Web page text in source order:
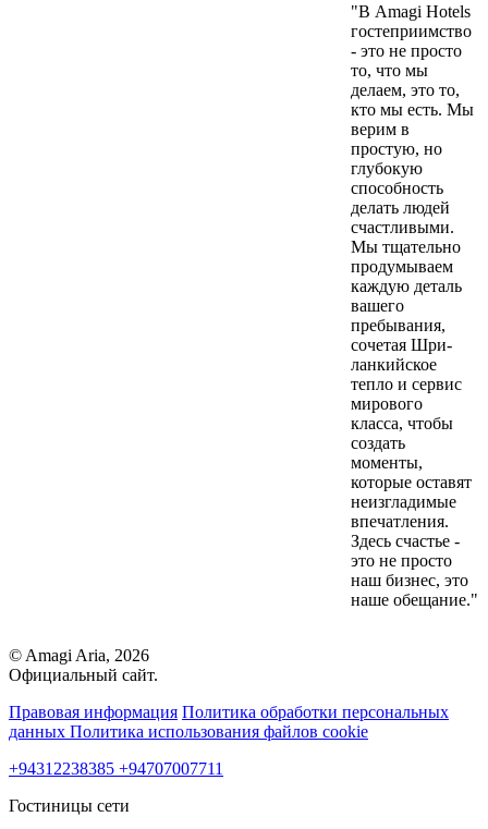
"В Amagi Hotels
гостеприимство
- это не просто
то, что мы
делаем, это то,
кто мы есть. Мы
верим в
простую, но
глубокую
способность
делать людей
счастливыми.
Мы тщательно
продумываем
каждую деталь
вашего
пребывания,
сочетая Шри-
ланкийское
тепло и сервис
мирового
класса, чтобы
создать
моменты,
которые оставят
неизгладимые
впечатления.
Здесь счастье -
это не просто
наш бизнес, это
наше обещание."
© Amagi Aria, 2026
Официальный сайт.
Правовая информация Политика обработки персональных
данных Политика использования файлов cookie
+94312238385 +94707007711
Гостиницы сети